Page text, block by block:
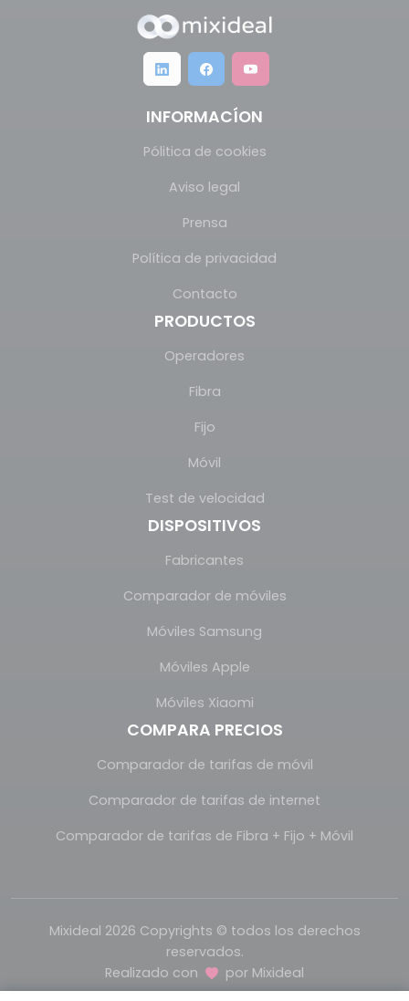
INFORMACÍON
Pólitica de cookies
Aviso legal
Prensa
Política de privacidad
Contacto
PRODUCTOS
Operadores
Fibra
Fijo
Móvil
Test de velocidad
DISPOSITIVOS
Fabricantes
Comparador de móviles
Móviles Samsung
Móviles Apple
Móviles Xiaomi
COMPARA PRECIOS
Comparador de tarifas de móvil
Comparador de tarifas de internet
Comparador de tarifas de Fibra + Fijo + Móvil
Mixideal 2026 Copyrights © todos los derechos
reservados.
Realizado con
por Mixideal